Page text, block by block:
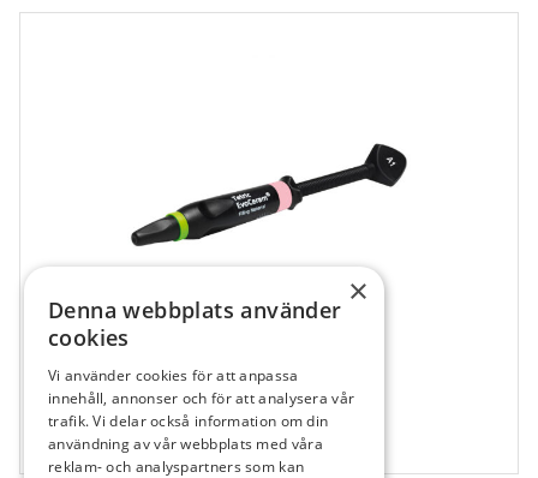
680396
Tetric Evoceram Spruta A1, 1×3 g
1x3 g
×
Denna webbplats använder
cookies
Vi använder cookies för att anpassa
innehåll, annonser och för att analysera vår
trafik. Vi delar också information om din
användning av vår webbplats med våra
reklam- och analyspartners som kan